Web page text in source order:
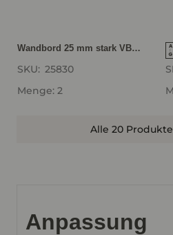
Wandbord 25 mm stark VBE25-100
SKU: 25830
Menge: 2
A
↑G
Alle 20
Anpassung